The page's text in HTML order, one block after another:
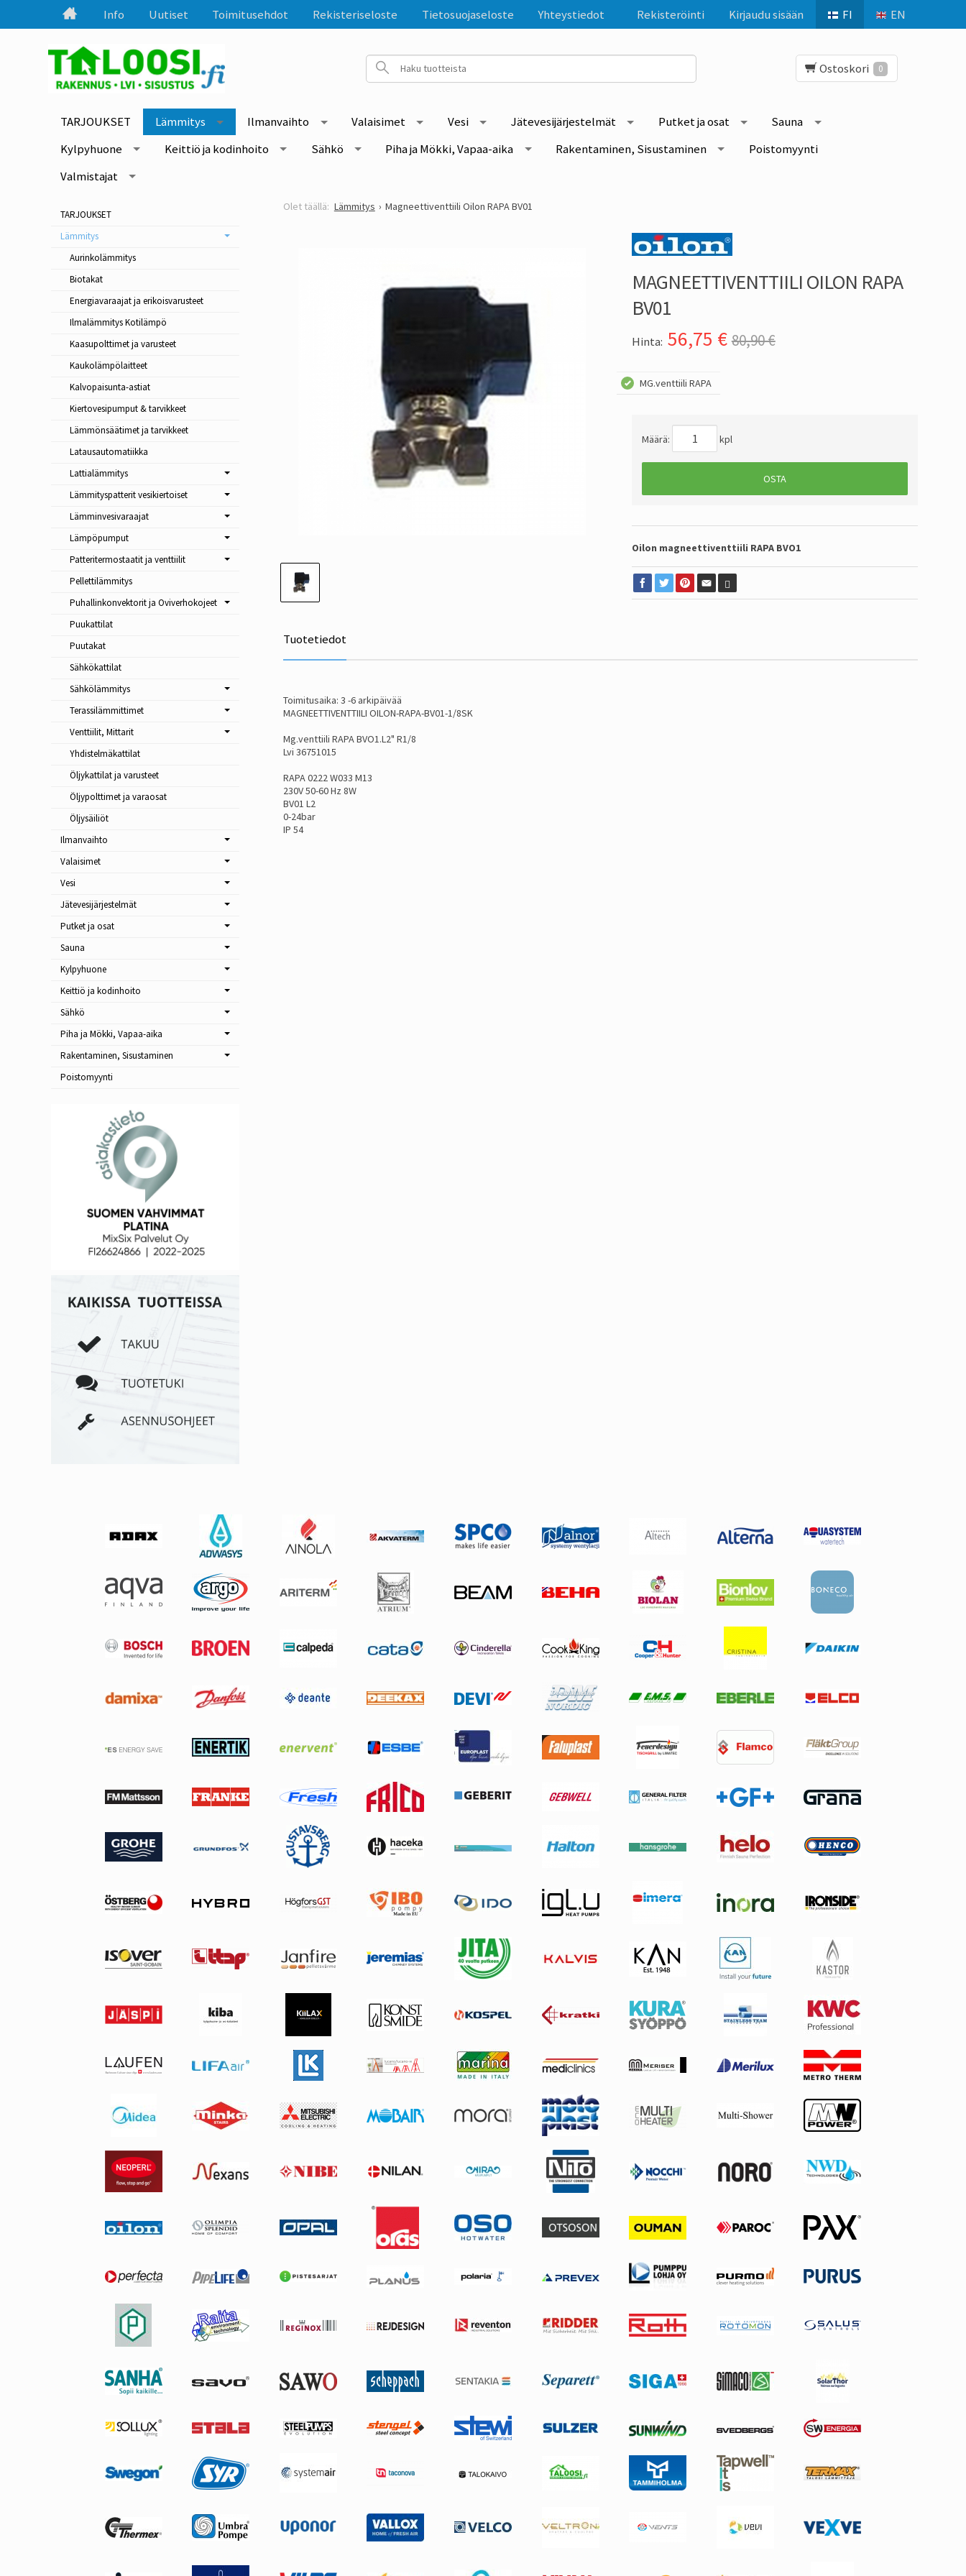
FI EN
Rekisteröinti Kirjaudu sisään
Info Uutiset Toimitusehdot Rekisteriseloste Tietosuojaseloste Yhteystiedot
Ostoskori 0
TARJOUKSET Lämmitys Ilmanvaihto Valaisimet Vesi Jätevesijärjestelmät Putket ja osat
Sauna
Kylpyhuone
Keittiö ja kodinhoito Sähkö Piha ja Mökki, Vapaa-aika Rakentaminen, Sisustaminen
Poistomyynti
Valmistajat
Lämmitys Magneettiventtiili Oilon RAPA BV01
MAGNEETTIVENTTIILI OILON RAPA
BV01
Hinta: 56,75 € 80,90 €
MG.venttiili RAPA
Määrä: kpl
OSTA
Oilon magneettiventtiili RAPA BVO1
Tuotetiedot
Toimitusaika: 3 -6 arkipäivää
MAGNEETTIVENTTIILI OILON-RAPA-BV01-1/8SK
Mg.venttiili RAPA BVO1.L2" R1/8
Lvi 36751015
RAPA 0222 W033 M13
230V 50-60 Hz 8W
BV01 L2
0-24bar
IP 54
TARJOUKSET
Lämmitys
Aurinkolämmitys
Biotakat
Energiavaraajat ja erikoisvarusteet
Ilmalämmitys Kotilämpö
Kaasupolttimet ja varusteet
Kaukolämpölaitteet
Kalvopaisunta-astiat
Kiertovesipumput & tarvikkeet
Lämmönsäätimet ja tarvikkeet
Latausautomatiikka
Lattialämmitys
Lämmityspatterit vesikiertoiset
Lämminvesivaraajat
Lämpöpumput
Patteritermostaatit ja venttiilit
Pellettilämmitys
Puhallinkonvektorit ja Oviverhokojeet
Puukattilat
Puutakat
Sähkökattilat
Sähkölämmitys
Terassilämmittimet
Venttiilit, Mittarit
Yhdistelmäkattilat
Öljykattilat ja varusteet
Öljypolttimet ja varaosat
Öljysäiliöt
Ilmanvaihto
Valaisimet
Vesi
Jätevesijärjestelmät
Putket ja osat
Sauna
Kylpyhuone
Keittiö ja kodinhoito
Sähkö
Piha ja Mökki, Vapaa-aika
Rakentaminen, Sisustaminen
Poistomyynti